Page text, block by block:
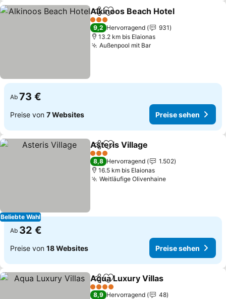
TeilenZu Favoriten hinzufügen
Alkinoos Beach Hotel
3 Sterne
9,2 Hervorragend
931
13.2 km bis Elaionas
Außenpool mit BarPreise sehen
Ab 73 €
Preise von 7 Websites Preise sehen
Beliebte Wahl
TeilenZu Favoriten hinzufügen
Asteris Village
3 Sterne
8,8 Hervorragend
1.502
16.5 km bis Elaionas
Weitläufige OlivenhainePreise sehen
Ab 32 €
Preise von 18 Websites Preise sehen
TeilenZu Favoriten hinzufügen
Aqua Luxury Villas
4 Sterne
8,9 Hervorragend
48